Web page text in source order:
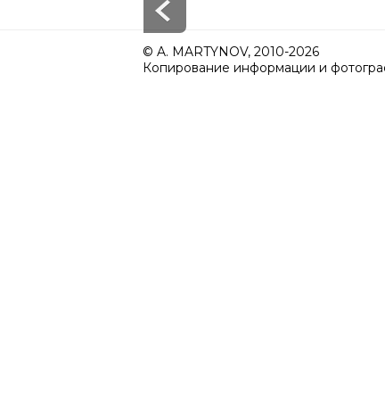
© A. MARTYNOV, 2010-2026
Копирование информации и